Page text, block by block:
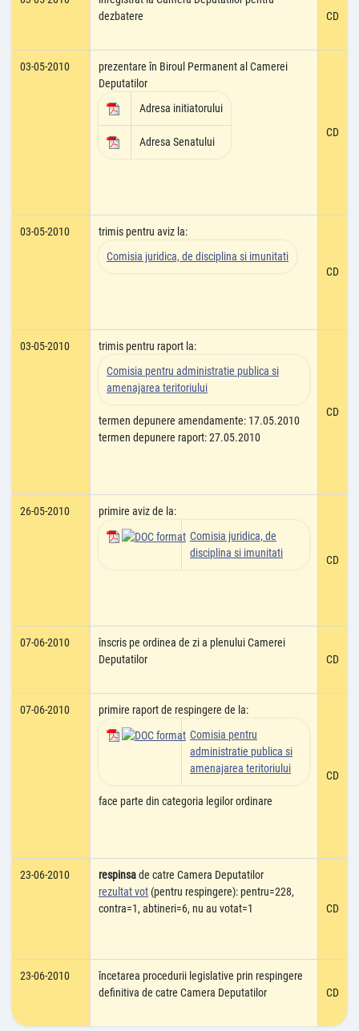
dezbatere
CD
03-05-2010
prezentare în Biroul Permanent al Camerei
Deputatilor
Adresa initiatorului
Adresa Senatului
CD
03-05-2010
trimis pentru aviz la:
Comisia juridica, de disciplina si imunitati
CD
03-05-2010
trimis pentru raport la:
Comisia pentru administratie publica si
amenajarea teritoriului
termen depunere amendamente: 17.05.2010
termen depunere raport: 27.05.2010
CD
26-05-2010
primire aviz de la:
Comisia juridica, de
disciplina si imunitati
CD
07-06-2010
înscris pe ordinea de zi a plenului Camerei
Deputatilor
CD
07-06-2010
primire raport de respingere de la:
Comisia pentru
administratie publica si
amenajarea teritoriului
face parte din categoria legilor ordinare
CD
23-06-2010 respinsade catre Camera Deputatilor
rezultat vot (pentru respingere): pentru=228,
contra=1, abtineri=6, nu au votat=1
CD
23-06-2010
încetarea procedurii legislative prin respingere
definitiva de catre Camera Deputatilor
CD